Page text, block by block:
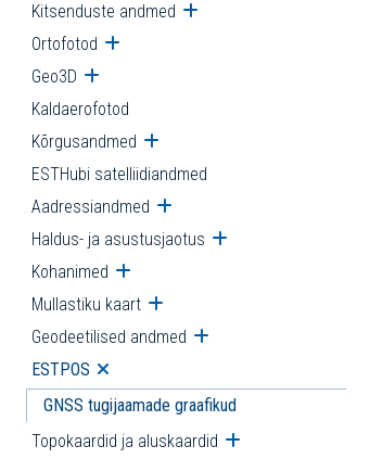
Kitsenduste andmed Ava alammenüü
Ortofotod Ava alammenüü
Geo3D Ava alammenüü
Kaldaerofotod
Kõrgusandmed Ava alammenüü
ESTHubi satelliidiandmed
Aadressiandmed Ava alammenüü
Haldus- ja asustusjaotus Ava alammenüü
Kohanimed Ava alammenüü
Mullastiku kaart Ava alammenüü
Geodeetilised andmed Ava alammenüü
ESTPOS Ava alammenüü
GNSS tugijaamade graafikud
Topokaardid ja aluskaardid Ava alammenüü